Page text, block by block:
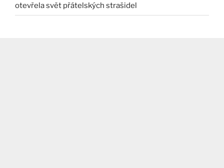
otevřela svět přátelských strašidel